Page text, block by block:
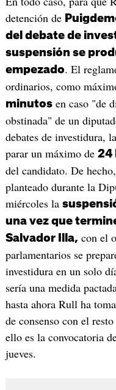
detención de
del debate de
suspensión se
empezado. El
ordinarios, como
minutosen caso "de
obstinada" de un
debates de investidura,
parar un máximo de 24
del candidato. De
planteado durante la
miércoles la
una vez que
Salvador Illa, con el
parlamentarios se
investidura en un solo
sería una medida
hasta ahora Rull ha
de consenso con el
ello es la convocatoria
jueves.